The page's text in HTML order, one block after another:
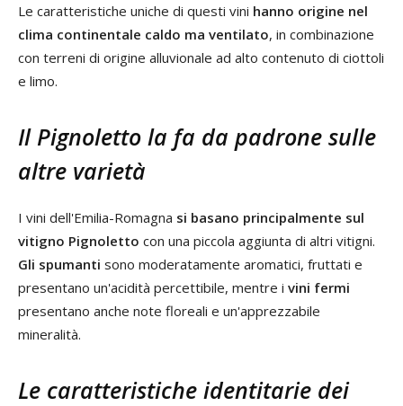
Le caratteristiche uniche di questi vini hanno origine nel
clima continentale caldo ma ventilato, in combinazione
con terreni di origine alluvionale ad alto contenuto di ciottoli
e limo.
Il Pignoletto la fa da padrone sulle
altre varietà
I vini dell'Emilia-Romagna si basano principalmente sul
vitigno Pignoletto con una piccola aggiunta di altri vitigni.
Gli spumanti sono moderatamente aromatici, fruttati e
presentano un'acidità percettibile, mentre i vini fermi
presentano anche note floreali e un'apprezzabile
mineralità.
Le caratteristiche identitarie dei